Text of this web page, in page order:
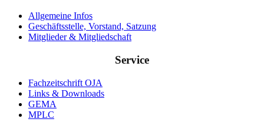
Allgemeine Infos
Geschäftsstelle, Vorstand, Satzung
Mitglieder & Mitgliedschaft
Service
Fachzeitschrift OJA
Links & Downloads
GEMA
MPLC